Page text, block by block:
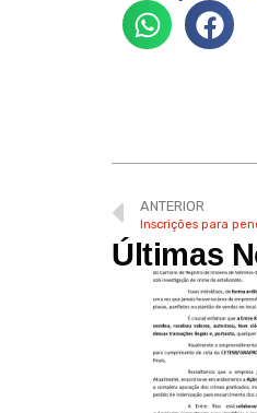
ANTERIOR
Inscrições para
Últimas